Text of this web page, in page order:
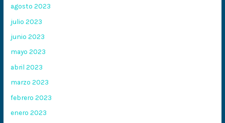
agosto 2023
julio 2023
junio 2023
mayo 2023
abril 2023
marzo 2023
febrero 2023
enero 2023